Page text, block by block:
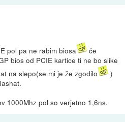
pol pa ne rabim biosa
če
bios od PCIE kartice ti ne bo slike
na slepo(se mi je že zgodilo
)
1000Mhz pol so verjetno 1,6ns.